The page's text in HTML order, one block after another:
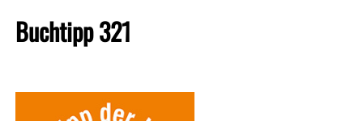
Buchtipp 321